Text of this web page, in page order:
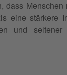
dass
eine stärkere
und